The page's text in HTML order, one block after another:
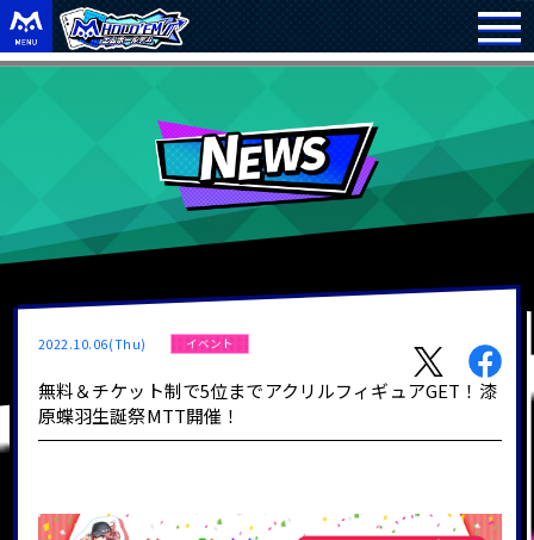
2022.10.06(Thu) イベント
無料＆チケット制で5位までアクリルフィギュアGET！漆
原蝶羽生誕祭MTT開催！